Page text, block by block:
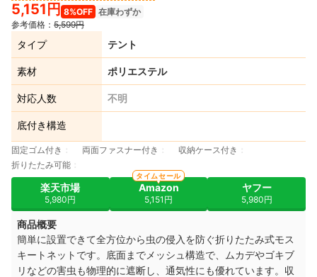
5,151円 8%OFF 在庫わずか
参考価格： 5,599円
タイプ テント
素材 ポリエステル
対応人数 不明
底付き構造
固定ゴム付き 両面ファスナー付き
収納ケース付き
折りたたみ可能
楽天市場
5,980円
Amazon
5,151円
タイムセール
ヤフー
5,980円
商品概要
簡単に設置できて全方位から虫の侵入を防ぐ折りたたみ式モス
キートネットです。底面までメッシュ構造で、ムカデやゴキブ
リなどの害虫も物理的に遮断し、通気性にも優れています。収